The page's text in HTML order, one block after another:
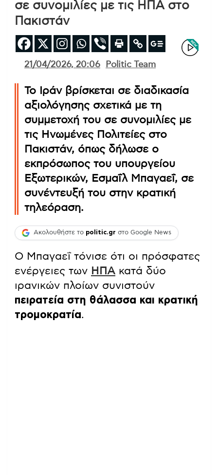
σε συνομιλίες με τις ΗΠΑ στο
Πακιστάν
21/04/2026, 20:06 Politic Team
Το Ιράν βρίσκεται σε διαδικασία
αξιολόγησης σχετικά με τη
συμμετοχή του σε συνομιλίες με
τις Ηνωμένες Πολιτείες στο
Πακιστάν, όπως δήλωσε ο
εκπρόσωπος του υπουργείου
Εξωτερικών, Εσμαΐλ Μπαγαεΐ, σε
συνέντευξή του στην κρατική
τηλεόραση.
Ακολουθήστε το politic.gr στο Google News
Ο Μπαγαεΐ τόνισε ότι οι πρόσφατες
ενέργειες των ΗΠΑ κατά δύο
ιρανικών πλοίων συνιστούν
πειρατεία στη θάλασσα και κρατική
τρομοκρατία.